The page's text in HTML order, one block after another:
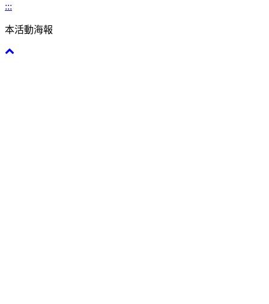
:::
本活動海報